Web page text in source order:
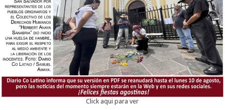
Click aqui para ver